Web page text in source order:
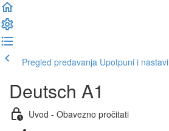
Pregled predavanja Upotpuni i nastavi
Deutsch A1
Uvod - Obavezno pročitati